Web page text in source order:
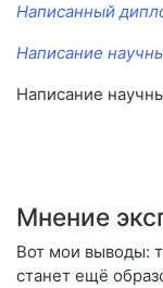
Написанный
Написание
Написание
Мнение
Вот мои выводы:
станет ещё